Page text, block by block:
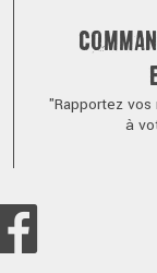
"Rapportez
à